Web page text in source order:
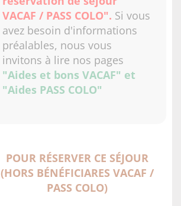
VACAF / PASS COLO". Si vous
avez besoin d'informations
préalables, nous vous
invitons à lire nos pages
"Aides et bons VACAF" et
"Aides PASS COLO"
POUR RÉSERVER CE SÉJOUR
(HORS BÉNÉFICIARES VACAF /
PASS COLO)